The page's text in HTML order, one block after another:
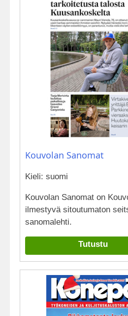
Kouvolan Sanomat
Kieli: suomi
Kouvolan Sanomat on
ilmestyvä sitoutumaton
sanomalehti.
Tutustu